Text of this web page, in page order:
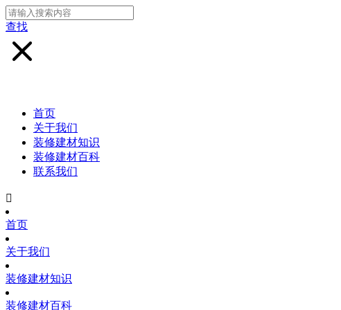
查找
首页
关于我们
装修建材知识
装修建材百科
联系我们

首页
关于我们
装修建材知识
装修建材百科